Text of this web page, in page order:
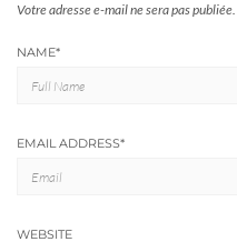
Votre adresse e-mail ne sera pas publiée.
NAME*
EMAIL ADDRESS*
WEBSITE